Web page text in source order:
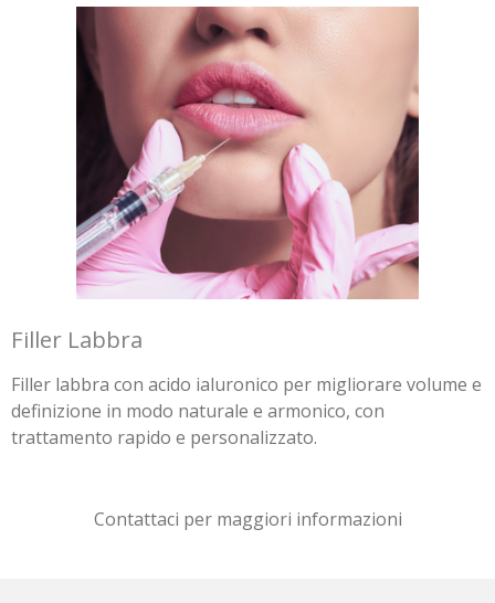
Filler Labbra
Filler labbra con acido ialuronico per migliorare volume e
definizione in modo naturale e armonico, con
trattamento rapido e personalizzato.
Contattaci per maggiori informazioni